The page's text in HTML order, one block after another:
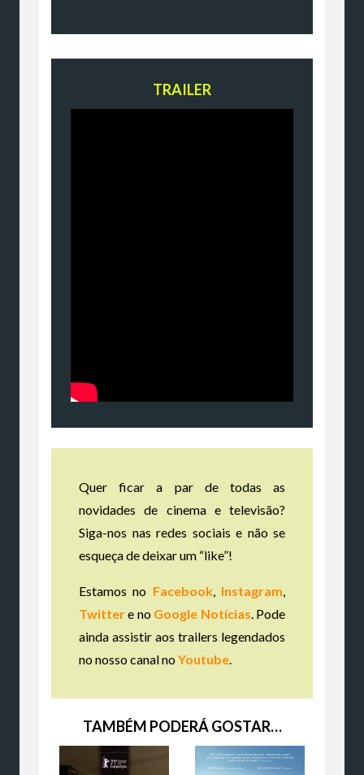
TRAILER
Quer ficar a par de todas as
novidades de cinema e televisão?
Siga-nos nas redes sociais e não se
esqueça de deixar um “like”!
Estamos no Facebook, Instagram
Twittere no Google Notícias . Pode
ainda assistir aos trailers legendados
no nosso canal noYoutube
TAMBÉM PODERÁ GOSTAR…